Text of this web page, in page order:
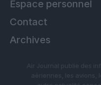
Espace personnel
Contact
Archives